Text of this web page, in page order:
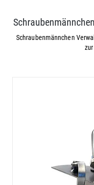
Schraubenmännchen